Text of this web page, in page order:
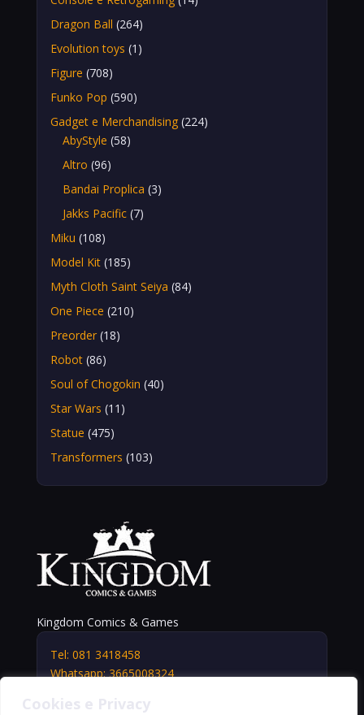
Dragon Ball (264)
Evolution toys (1)
Figure (708)
Funko Pop (590)
Gadget e Merchandising (224)
AbyStyle (58)
Altro (96)
Bandai Proplica (3)
Jakks Pacific (7)
Miku (108)
Model Kit (185)
Myth Cloth Saint Seiya (84)
One Piece (210)
Preorder (18)
Robot (86)
Soul of Chogokin (40)
Star Wars (11)
Statue (475)
Transformers (103)
Kingdom Comics & Games
Tel: 081 3418458
Whatsapp: 3665008324